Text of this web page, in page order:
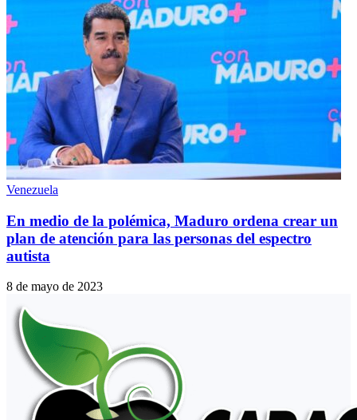
Venezuela
En medio de la polémica, Maduro ordena crear un
plan de atención para las personas del espectro
autista
8 de mayo de 2023